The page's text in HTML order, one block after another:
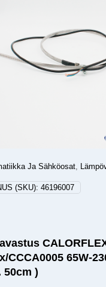
Ja Sähköosat,
(SKU): 46196007
CCCA0005 65W-
50cm )